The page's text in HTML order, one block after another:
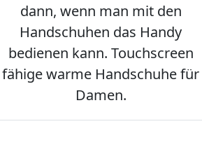
dann, wenn man mit den
Handschuhen das Handy
bedienen kann. Touchscreen
fähige warme Handschuhe für
Damen.